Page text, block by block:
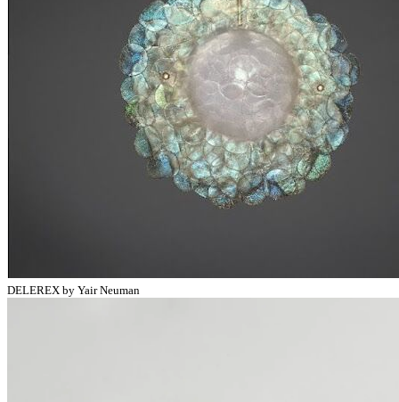
DELEREX by Yair Neuman